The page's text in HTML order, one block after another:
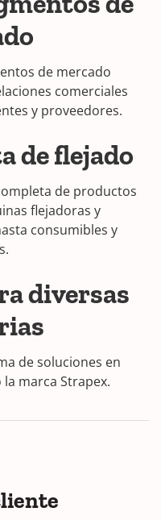
de mercado
comerciales
y proveedores.
de flejado
de productos
flejadoras y
consumibles y
diversas
de soluciones en
marca Strapex.